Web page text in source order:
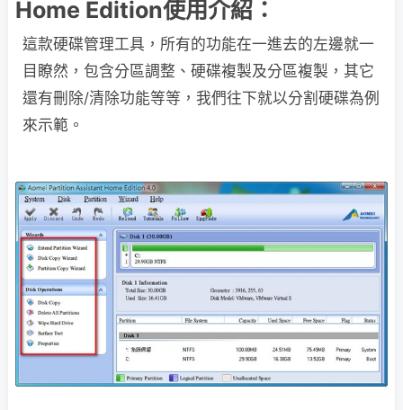
Home Edition使用介紹：
這款硬碟管理工具，所有的功能在一進去的左邊就一
目瞭然，包含分區調整、硬碟複製及分區複製，其它
還有刪除/清除功能等等，我們往下就以分割硬碟為例
來示範。